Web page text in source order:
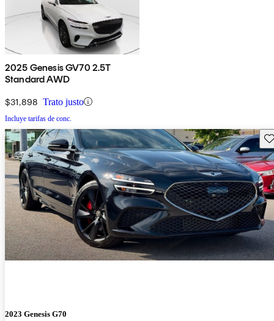
2025 Genesis GV70 2.5T
Standard AWD
$31,898 Trato justo
Incluye tarifas de conc.
2023 Genesis G70